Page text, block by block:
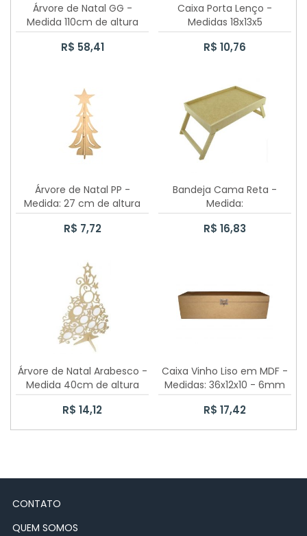
CAIXA SAPATO 20X20X8CM
CAIXA SAPATO 15CMX15CMX6CM
CAIXA SAPATO 10X10X5CM
CAIXA SAPATO 5X5X5CM
CAIXA SAPATO 25X25X12CM
PORTA PANETONE CASINHA 500GR
CAIXA SAPATO 20X30X12CM
CAIXA SAPATO 6X6X5CM
CAIXA SAPATO 30X30X10
CAIXA SAPATO PASSA FITA
CAIXA SAPATO 20X15X10
CAIXA ELÁSTICO
10 CAIXAS SAPATO 10X10X5CM
Árvore de Natal GG -
Medida 110cm de altura
R$ 58,41
Caixa Porta Lenço -
Medidas 18x13x5
R$ 10,76
Árvore de Natal PP -
Medida: 27 cm de altura
R$ 7,72
Bandeja Cama Reta -
Medida:
39,5cmX26cmX7cm
R$ 16,83
Árvore de Natal Arabesco -
Medida 40cm de altura
R$ 14,12
Caixa Vinho Liso em MDF -
Medidas: 36x12x10 - 6mm
R$ 17,42
CONTATO
QUEM SOMOS